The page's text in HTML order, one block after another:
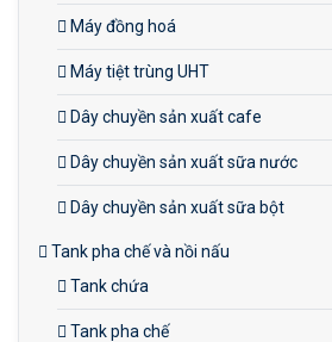
Máy đồng hoá
Máy tiệt trùng UHT
Dây chuyền sản xuất cafe
Dây chuyền sản xuất sữa nước
Dây chuyền sản xuất sữa bột
Tank pha chế và nồi nấu
Tank chứa
Tank pha chế